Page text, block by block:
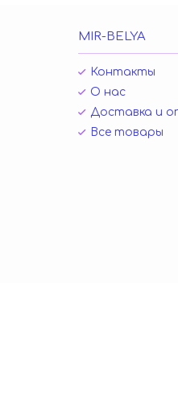
MIR-BELYA
Контакты
О нас
Доставка и
Все товары